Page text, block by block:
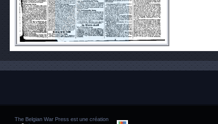
The Belgian War Press est une création